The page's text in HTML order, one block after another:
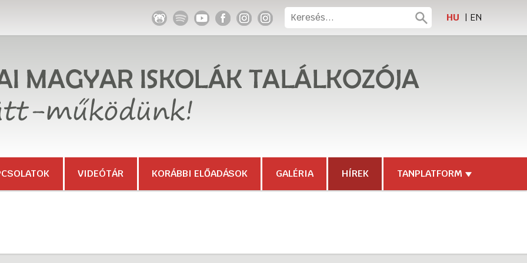
HU EN
VIDEÓTÁR KORÁBBI ELŐADÁSOK GALÉRIA HÍREK TANPLATFORM
Tanulmányok